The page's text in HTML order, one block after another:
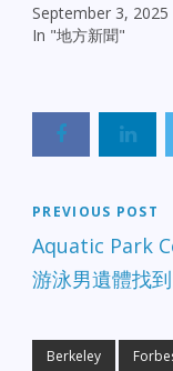
September 3, 2025
In "地方新聞"
PREVIOUS POST
Aquatic Park
游泳男遺體找到
Berkeley